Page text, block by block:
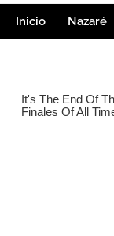
Inicio Nazaré